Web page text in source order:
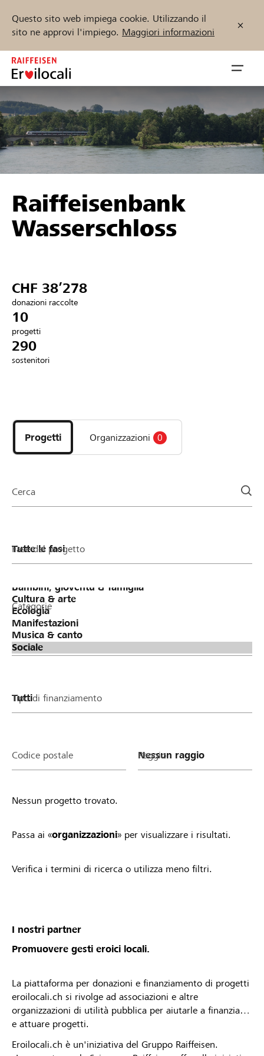
Questo sito web impiega cookie. Utilizzando il
sito ne approvi l'impiego. Maggiori informazioni
Zum
Inhalt
springen
öffnen
Sostenere
Aiuto & supporto
Collegarsi
Trova progetti e organizzazioni
Inizia ora
DE FR IT
Raiffeisenbank
Wasserschloss
CHF 38’278
donazioni raccolte
10
progetti
290
sostenitori
i
progetti
e
della
Progetti Organizzazioni 0
Cerca
Fase del progetto
Categorie
Tipo di finanziamento
Codice postale Raggio
Nessun progetto trovato.
Passa ai «organizzazioni» per visualizzare i risultati.
Verifica i termini di ricerca o utilizza meno filtri.
I nostri partner
Promuovere gesti eroici locali.
La piattaforma per donazioni e finanziamento di progetti
eroilocali.ch si rivolge ad associazioni e altre
organizzazioni di utilità pubblica per aiutarle a finanziare
e attuare progetti.
Eroilocali.ch è un'iniziativa del Gruppo Raiffeisen.